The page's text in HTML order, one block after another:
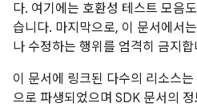
다. 여기에는 호환성 테스트 모음
습니다. 마지막으로, 이 문서에서
나 수정하는 행위를 엄격히 금지합
이 문서에 링크된 다수의 리소스
으로 파생되었으며 SDK 문서의